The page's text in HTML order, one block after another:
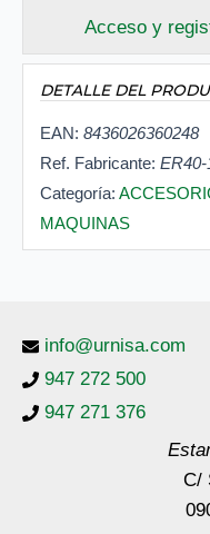
Acceso y
DETALLE DEL
EAN: 8436026360248
Ref. Fabricante: ER40-
Categoría:
MAQUINAS
info@urnisa.com
947 272 500
947 271 376
C/